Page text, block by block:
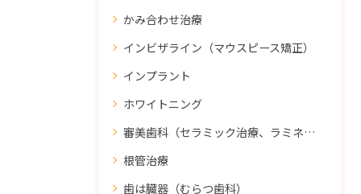
かみ合わせ治療
インビザライン（マウスピース矯正）
インプラント
ホワイトニング
審美歯科（セラミック治療、ラミネートべニア、ダイレクトボンディング）
根管治療
歯は臓器（むらつ歯科）